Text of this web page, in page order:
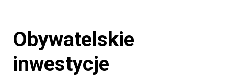
Obywatelskie
inwestycje